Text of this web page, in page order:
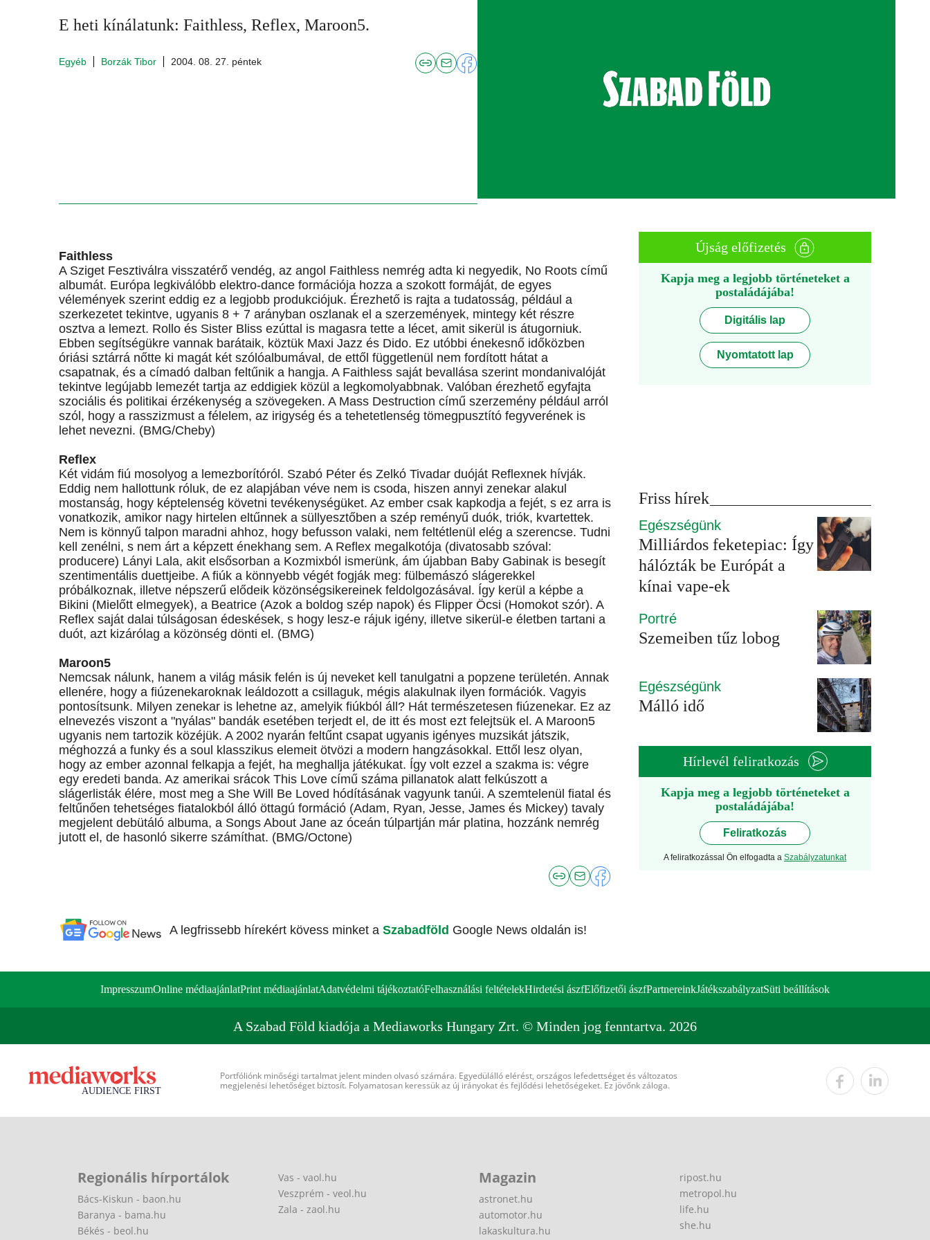
E heti kínálatunk: Faithless, Reflex, Maroon5.
Egyéb Borzák Tibor 2004. 08. 27. péntek
Faithless
A Sziget Fesztiválra visszatérő vendég, az angol Faithless nemrég adta ki negyedik, No Roots című
albumát. Európa legkiválóbb elektro-dance formációja hozza a szokott formáját, de egyes
vélemények szerint eddig ez a legjobb produkciójuk. Érezhető is rajta a tudatosság, például a
szerkezetet tekintve, ugyanis 8 + 7 arányban oszlanak el a szerzemények, mintegy két részre
osztva a lemezt. Rollo és Sister Bliss ezúttal is magasra tette a lécet, amit sikerül is átugorniuk.
Ebben segítségükre vannak barátaik, köztük Maxi Jazz és Dido. Ez utóbbi énekesnő időközben
óriási sztárrá nőtte ki magát két szólóalbumával, de ettől függetlenül nem fordított hátat a
csapatnak, és a címadó dalban feltűnik a hangja. A Faithless saját bevallása szerint mondanivalóját
tekintve legújabb lemezét tartja az eddigiek közül a legkomolyabbnak. Valóban érezhető egyfajta
szociális és politikai érzékenység a szövegeken. A Mass Destruction című szerzemény például arról
szól, hogy a rasszizmust a félelem, az irigység és a tehetetlenség tömegpusztító fegyverének is
lehet nevezni. (BMG/Cheby)
Reflex
Két vidám fiú mosolyog a lemezborítóról. Szabó Péter és Zelkó Tivadar duóját Reflexnek hívják.
Eddig nem hallottunk róluk, de ez alapjában véve nem is csoda, hiszen annyi zenekar alakul
mostanság, hogy képtelenség követni tevékenységüket. Az ember csak kapkodja a fejét, s ez arra is
vonatkozik, amikor nagy hirtelen eltűnnek a süllyesztőben a szép reményű duók, triók, kvartettek.
Nem is könnyű talpon maradni ahhoz, hogy befusson valaki, nem feltétlenül elég a szerencse. Tudni
kell zenélni, s nem árt a képzett énekhang sem. A Reflex megalkotója (divatosabb szóval:
producere) Lányi Lala, akit elsősorban a Kozmixból ismerünk, ám újabban Baby Gabinak is besegít
szentimentális duettjeibe. A fiúk a könnyebb végét fogják meg: fülbemászó slágerekkel
próbálkoznak, illetve népszerű elődeik közönségsikereinek feldolgozásával. Így kerül a képbe a
Bikini (Mielőtt elmegyek), a Beatrice (Azok a boldog szép napok) és Flipper Öcsi (Homokot szór). A
Reflex saját dalai túlságosan édeskések, s hogy lesz-e rájuk igény, illetve sikerül-e életben tartani a
duót, azt kizárólag a közönség dönti el. (BMG)
Maroon5
Nemcsak nálunk, hanem a világ másik felén is új neveket kell tanulgatni a popzene területén. Annak
ellenére, hogy a fiúzenekaroknak leáldozott a csillaguk, mégis alakulnak ilyen formációk. Vagyis
pontosítsunk. Milyen zenekar is lehetne az, amelyik fiúkból áll? Hát természetesen fiúzenekar. Ez az
elnevezés viszont a "nyálas" bandák esetében terjedt el, de itt és most ezt felejtsük el. A Maroon5
ugyanis nem tartozik közéjük. A 2002 nyarán feltűnt csapat ugyanis igényes muzsikát játszik,
méghozzá a funky és a soul klasszikus elemeit ötvözi a modern hangzásokkal. Ettől lesz olyan,
hogy az ember azonnal felkapja a fejét, ha meghallja játékukat. Így volt ezzel a szakma is: végre
egy eredeti banda. Az amerikai srácok This Love című száma pillanatok alatt felkúszott a
slágerlisták élére, most meg a She Will Be Loved hódításának vagyunk tanúi. A szemtelenül fiatal és
feltűnően tehetséges fiatalokból álló öttagú formáció (Adam, Ryan, Jesse, James és Mickey) tavaly
megjelent debütáló albuma, a Songs About Jane az óceán túlpartján már platina, hozzánk nemrég
jutott el, de hasonló sikerre számíthat. (BMG/Octone)
A legfrissebb hírekért kövess minket a Szabadföld Google News oldalán is!
Újság előfizetés
Kapja meg a legjobb történeteket a
postaládájába!
Digitális lap
Nyomtatott lap
Friss hírek
Egészségünk
Milliárdos feketepiac: Így
hálózták be Európát a
kínai vape-ek
Portré
Szemeiben tűz lobog
Egészségünk
Málló idő
Hírlevél feliratkozás
Kapja meg a legjobb történeteket a
postaládájába!
Feliratkozás
A feliratkozással Ön elfogadta a Szabályzatunkat
ImpresszumOnline médiaajánlatPrint médiaajánlatAdatvédelmi tájékoztatóFelhasználási feltételekHirdetési ászfElőfizetői ászfPartnereinkJátékszabályzatSüti beállítások
A Szabad Föld kiadója a Mediaworks Hungary Zrt. © Minden jog fenntartva. 2026
Portfóliónk minőségi tartalmat jelent minden olvasó számára. Egyedülálló elérést, országos lefedettséget és változatos
megjelenési lehetőséget biztosít. Folyamatosan keressük az új irányokat és fejlődési lehetőségeket. Ez jövőnk záloga.
Regionális hírportálok
Bács-Kiskun - baon.hu
Baranya - bama.hu
Békés - beol.hu
Vas - vaol.hu
Veszprém - veol.hu
Zala - zaol.hu
Magazin
astronet.hu
automotor.hu
lakaskultura.hu
ripost.hu
metropol.hu
life.hu
she.hu